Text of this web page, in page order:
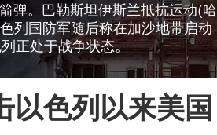
弹。巴勒斯坦伊斯兰抵抗运动(哈
列国防军随后称在加沙地带启动
正处于战争状态。
以色列以来美国